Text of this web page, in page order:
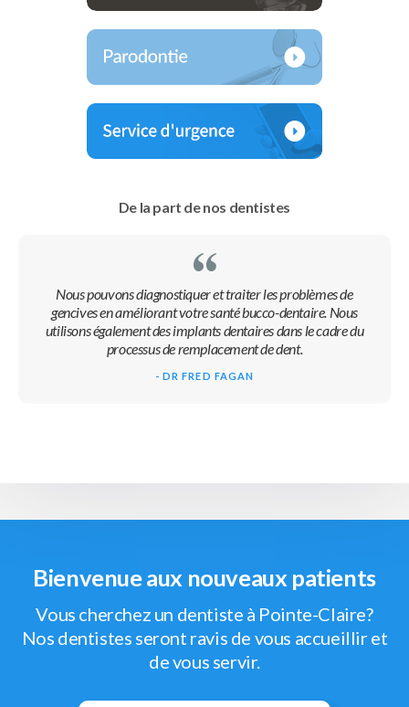
De la part de nos dentistes
Nous pouvons diagnostiquer et traiter les problèmes de
gencives en améliorant votre santé bucco-dentaire. Nous
utilisons également des implants dentaires dans le cadre du
processus de remplacement de dent.
- DR FRED FAGAN
Bienvenue aux nouveaux patients
Vous cherchez un dentiste à Pointe-Claire?
Nos dentistes seront ravis de vous accueillir et
de vous servir.